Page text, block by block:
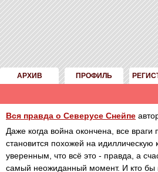
АРХИВ ПРОФИЛЬ
Вся правда о Северусе Снейпе
Даже когда война окончена, все
становится похожей на идиллическую
уверенным, что всё это - правда, а
самый неожиданный момент. И кто бы